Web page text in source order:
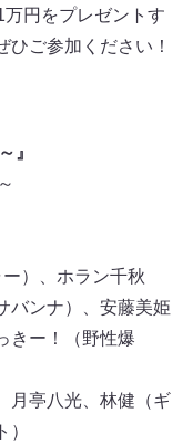
円をプレゼントす
ご参加ください！
』
）、ホラン千秋
バンナ）、安藤美姫
きー！（野性爆
月亭八光、林健（ギ